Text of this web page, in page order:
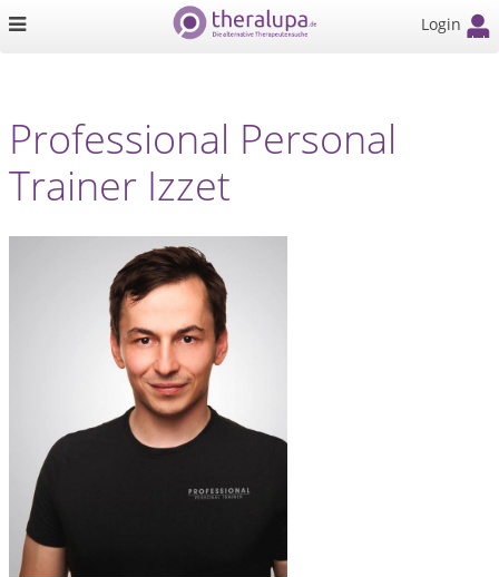
Login
Professional Personal
Trainer Izzet